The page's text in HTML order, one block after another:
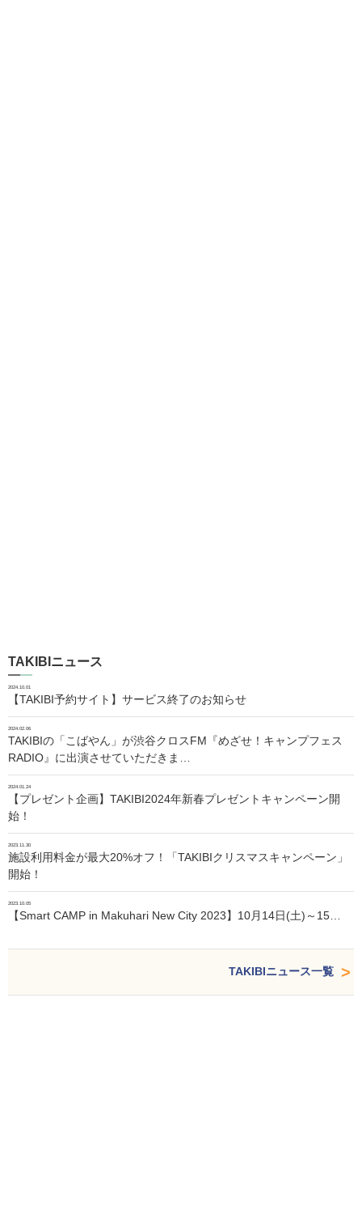
TAKIBIニュース
2024.10.01
【TAKIBI予約サイト】サービス終了のお知らせ
2024.02.06
TAKIBIの「こばやん」が渋谷クロスFM『めざせ！キャンプフェス
RADIO』に出演させていただきま…
2024.01.24
【プレゼント企画】TAKIBI2024年新春プレゼントキャンペーン開
始！
2023.11.30
施設利用料金が最大20%オフ！「TAKIBIクリスマスキャンペーン」
開始！
2023.10.05
【Smart CAMP in Makuhari New City 2023】10月14日(土)～15…
TAKIBIニュース一覧